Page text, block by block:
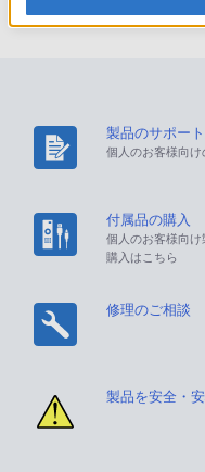
製品のサポー
個人のお客様向
付属品の購入
個人のお客様向
購入はこちら
修理のご相談
製品を安全・